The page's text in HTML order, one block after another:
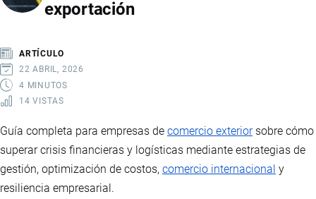
DE
LA
VIOLENCIA
NARCOTRÁFICO
TRANSNACIONAL
exportación
ARTÍCULO
22 ABRIL, 2026
4 MINUTOS
14 VISTAS
Guía completa para empresas de comercio exteriorsobre cómo
superar crisis financieras y logísticas mediante estrategias de
gestión, optimización de costos, comercio internacional y
resiliencia empresarial.